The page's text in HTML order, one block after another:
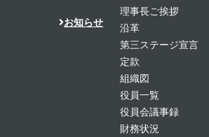
お知らせ
理事長ご挨拶
沿革
第三ステージ宣言
定款
組織図
役員一覧
役員会議事録
財務状況